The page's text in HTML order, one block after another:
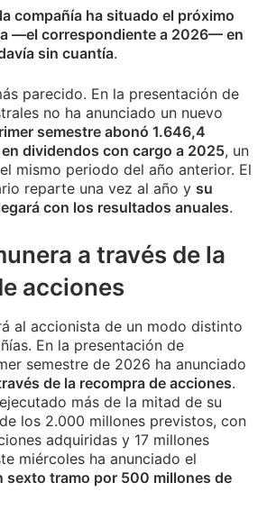
la compañía ha situado el próximo
—el correspondiente a 2026— en
sin cuantía.
parecido. En la presentación de
no ha anunciado un nuevo
semestre abonó 1.646,4
dividendos con cargo a 2025, un
el mismo periodo del año anterior. El
reparte una vez al año y su
con los resultados anuales.
a través de la
acciones
al accionista de un modo distinto
En la presentación de
semestre de 2026 ha anunciado
de la recompra de acciones.
más de la mitad de su
los 2.000 millones previstos, con
adquiridas y 17 millones
miércoles ha anunciado el
sexto tramo por 500 millones de